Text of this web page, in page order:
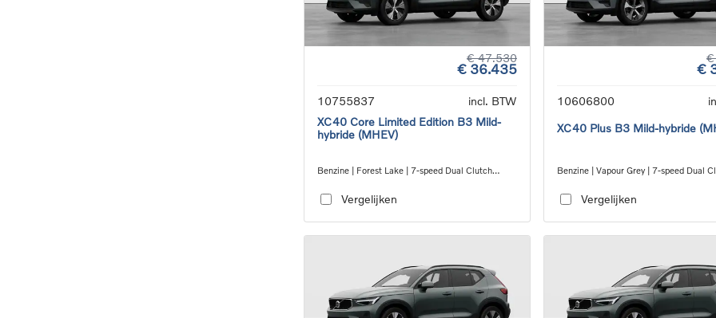
€ 47.530
€ 36.435
10755837
incl. BTW
XC40 Core Limited Edition B3 Mild-
hybride (MHEV)
Benzine | Forest Lake | 7-speed Dual Clutch
Vergelijken
€
€
10606800
XC40 Plus B3 Mild-hybride
Benzine | Vapour Grey | 7-speed Dual
Vergelijken